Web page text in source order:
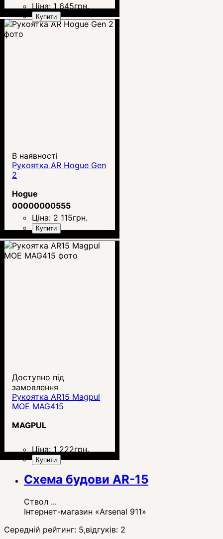
Ціна: 1 645грн.
Купити
В наявності
Рукоятка AR Hogue Gen
2
Hogue
00000000555
Ціна: 2 115грн.
Купити
Доступно під
замовлення
Рукоятка AR15 Magpul
MOE MAG415
MAGPUL
Ціна: 1 222грн.
Купити
Схема будови AR-15
Ствол ...
Інтернет-магазин «Arsenal 911»
Середній рейтинг: 5,відгуків: 2